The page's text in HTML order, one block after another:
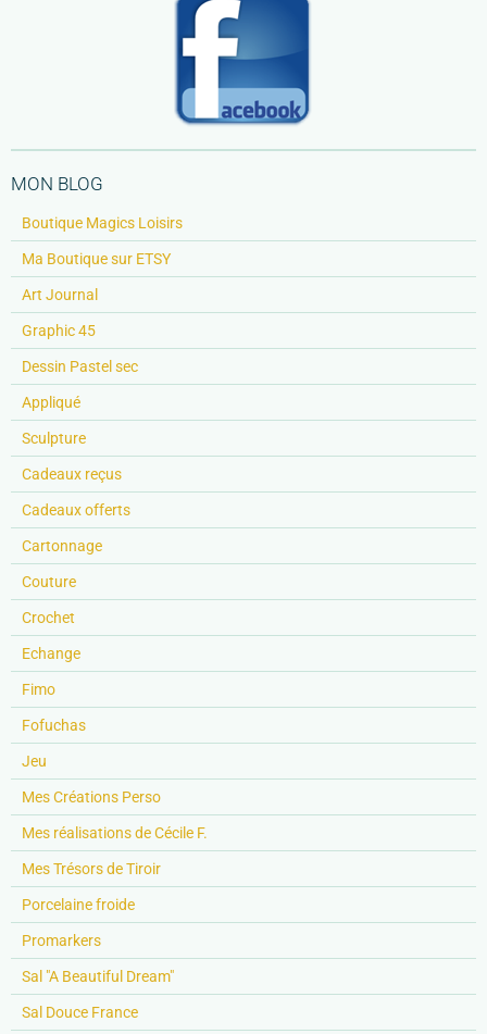
MON BLOG
Boutique Magics Loisirs
Ma Boutique sur ETSY
Art Journal
Graphic 45
Dessin Pastel sec
Appliqué
Sculpture
Cadeaux reçus
Cadeaux offerts
Cartonnage
Couture
Crochet
Echange
Fimo
Fofuchas
Jeu
Mes Créations Perso
Mes réalisations de Cécile F.
Mes Trésors de Tiroir
Porcelaine froide
Promarkers
Sal "A Beautiful Dream"
Sal Douce France